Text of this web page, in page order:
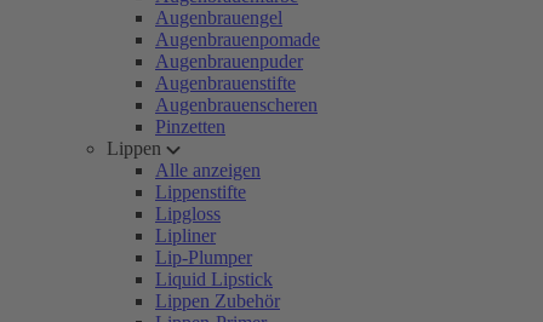
Augenbrauengel
Augenbrauenpomade
Augenbrauenpuder
Augenbrauenstifte
Augenbrauenscheren
Pinzetten
Lippen
Alle anzeigen
Lippenstifte
Lipgloss
Lipliner
Lip-Plumper
Liquid Lipstick
Lippen Zubehör